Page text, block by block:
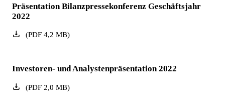
Präsentation Bilanzpressekonferenz Geschäftsjahr
2022
(PDF4,2 MB)
Investoren- und Analystenpräsentation 2022
(PDF2,0 MB)